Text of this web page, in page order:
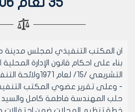
ان المكتب التنفيذي لمجلس مدينة
بناء على احكام قانون الإدارة المحلية
التشريعي /15/ لعام 1971ولائحة التنفيذية وتعديلاتهما.
- وعلى تقرير عضوي المكتب
حلب المهندسة فاطمة كامل والسيد